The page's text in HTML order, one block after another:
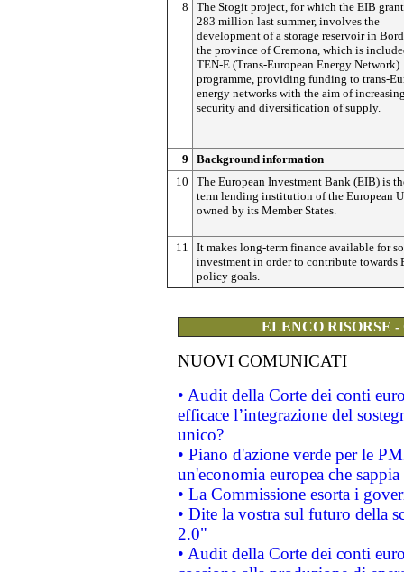
8
The Stogit project, for which the EIB
283 million last summer, involves the
development of a storage reservoir in
the province of Cremona, which is
TEN-E (Trans-European Energy Network)
programme, providing funding to trans-
energy networks with the aim of
security and diversification of supply.
9
Background information
10
The European Investment Bank (EIB) is
term lending institution of the European
owned by its Member States.
11
It makes long-term finance available for
investment in order to contribute towards
policy goals.
ELENCO RISORSE
NUOVI COMUNICATI
• Audit della Corte dei conti
efficace l’integrazione del
unico?
• Piano d'azione verde per le
un'economia europea che
• La Commissione esorta i
• Dite la vostra sul futuro della
2.0"
• Audit della Corte dei conti